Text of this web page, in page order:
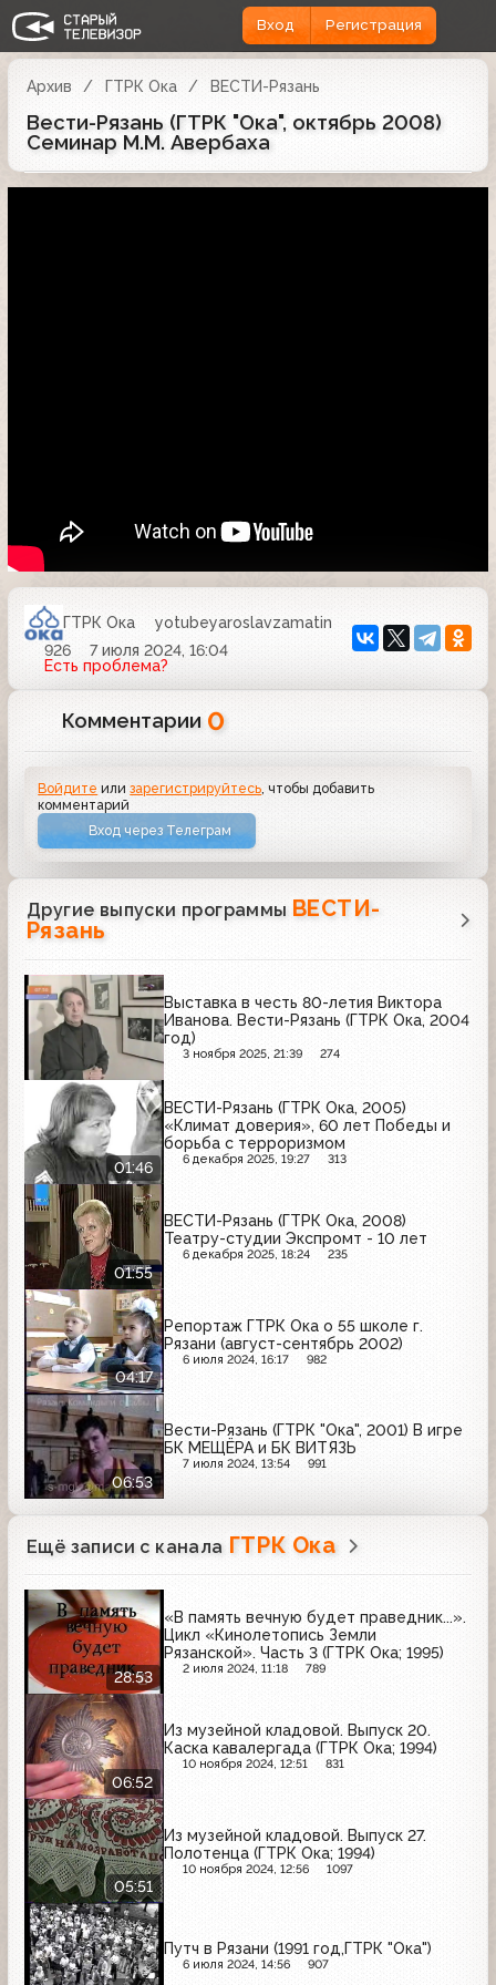
Вход Регистрация
Архив ГТРК Ока ВЕСТИ-Рязань
Вести-Рязань (ГТРК "Ока", октябрь 2008)
Семинар М.М. Авербаха
ГТРК Ока
yotubeyaroslavzamatin
926
7 июля 2024, 16:04
Есть проблема?
Комментарии 0
Войдите илизарегистрируйтесь , чтобы добавить
комментарий
Вход через Телеграм
Другие выпуски программы ВЕСТИ-
Рязань
Выставка в честь 80-летия Виктора
Иванова. Вести-Рязань (ГТРК Ока, 2004
год)
3 ноября 2025, 21:39 274
01:46
ВЕСТИ-Рязань (ГТРК Ока, 2005)
«Климат доверия», 60 лет Победы и
борьба с терроризмом
6 декабря 2025, 19:27 313
01:55
ВЕСТИ-Рязань (ГТРК Ока, 2008)
Театру-студии Экспромт - 10 лет
6 декабря 2025, 18:24 235
04:17
Репортаж ГТРК Ока о 55 школе г.
Рязани (август-сентябрь 2002)
6 июля 2024, 16:17 982
06:53
Вести-Рязань (ГТРК "Ока", 2001) В игре
БК МЕЩЁРА и БК ВИТЯЗЬ
7 июля 2024, 13:54 991
Ещё записи с канала ГТРК Ока
28:53
«В память вечную будет праведник...».
Цикл «Кинолетопись Земли
Рязанской». Часть 3 (ГТРК Ока; 1995)
2 июля 2024, 11:18 789
06:52
Из музейной кладовой. Выпуск 20.
Каска кавалергада (ГТРК Ока; 1994)
10 ноября 2024, 12:51 831
05:51
Из музейной кладовой. Выпуск 27.
Полотенца (ГТРК Ока; 1994)
10 ноября 2024, 12:56 1097
Путч в Рязани (1991 год,ГТРК "Ока")
6 июля 2024, 14:56 907